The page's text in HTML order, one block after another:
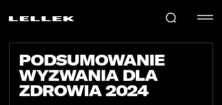
SAMOCHODY
KARIERA
PODSUMOWANIE
WYZWANIA DLA
ZDROWIA 2024